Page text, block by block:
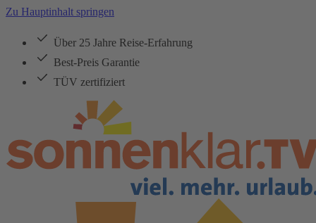
Zu Hauptinhalt springen
Über 25 Jahre Reise-Erfahrung
Best-Preis Garantie
TÜV zertifiziert